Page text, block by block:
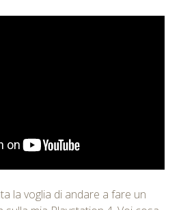
la voglia di andare a fare un